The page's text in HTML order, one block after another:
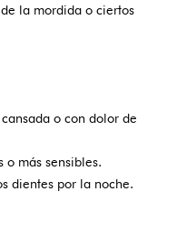
la mordida o ciertos
o con dolor de
o más sensibles.
dientes por la noche.